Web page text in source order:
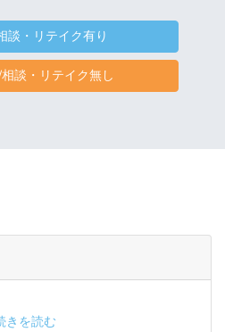
談・リテイク有り
談・リテイク無し
きを読む